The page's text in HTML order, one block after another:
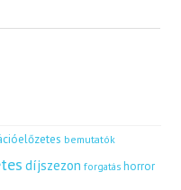
bemutatók
díjszezon forgatás horror